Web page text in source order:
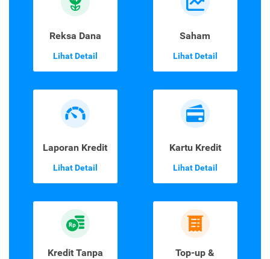
Reksa Dana
Lihat Detail
Saham
Lihat Detail
Laporan Kredit
Lihat Detail
Kartu Kredit
Lihat Detail
Kredit Tanpa Top-up &